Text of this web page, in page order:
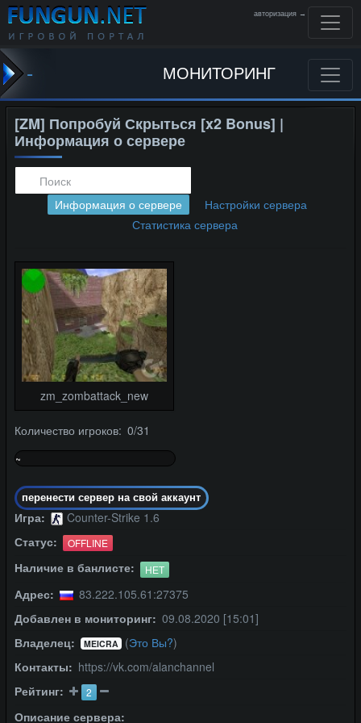
авторизация →
- МОНИТОРИНГ
[ZM] Попробуй Скрыться [x2 Bonus] |
Информация о сервере
Информация о сервере
Настройки сервера
Статистика сервера
zm_zombattack_new
Количество игроков: 0/31
~
перенести сервер на свой аккаунт
Игра:
Counter-Strike 1.6
Статус:
OFFLINE
Наличие в банлисте: НЕТ
Адрес:
83.222.105.61:27375
Добавлен в мониторинг: 09.08.2020 [15:01]
Владелец:
MEICRA (Это Вы?)
Контакты: https://vk.com/alanchannel
Рейтинг:
2
Описание сервера: